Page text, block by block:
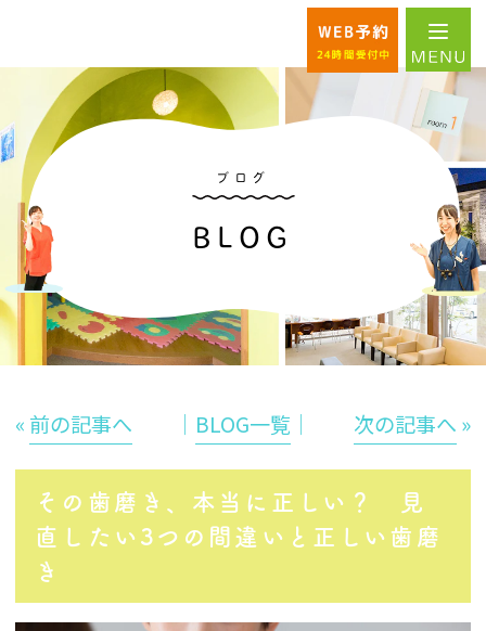
ブログ
BLOG
« 前の記事へ │ BLOG一覧 │ 次の記事へ »
その歯磨き、本当に正しい？ 見
直したい3つの間違いと正しい歯磨
き